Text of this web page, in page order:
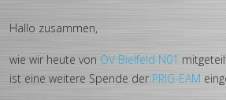
Hallo zusammen,
wie wir heute von OV Bielfeld N01
ist eine weitere Spende der PRIG-EAM